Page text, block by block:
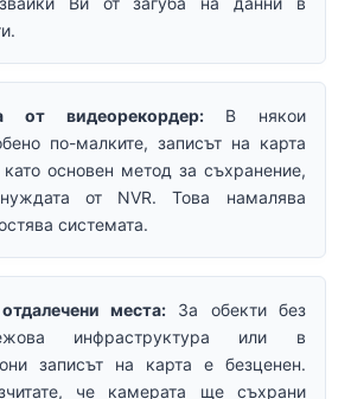
видеорекордер:В някои
по-малките, записът на карта
основен метод за съхранение,
от NVR. Това намалява
системата.
места: За обекти без
инфраструктура или в
записът на карта е безценен.
че камерата ще съхрани